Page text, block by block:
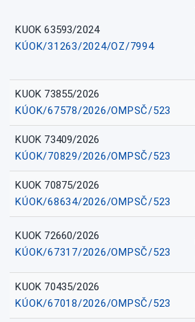
KUOK 63593/2024
KÚOK/31263/2024/OZ/7994
KUOK 73855/2026
KÚOK/67578/2026/OMPSČ/523
KUOK 73409/2026
KÚOK/70829/2026/OMPSČ/523
KUOK 70875/2026
KÚOK/68634/2026/OMPSČ/523
KUOK 72660/2026
KÚOK/67317/2026/OMPSČ/523
KUOK 70435/2026
KÚOK/67018/2026/OMPSČ/523